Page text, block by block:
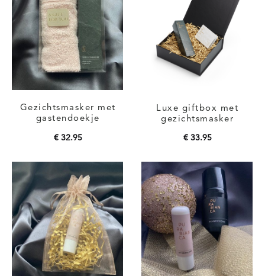
Gezichtsmasker met
gastendoekje
€32.95
winkelwagen
Luxe giftbox met
gezichtsmasker
€33.95
winkelwagen